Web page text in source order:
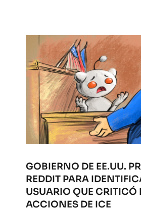
GOBIERNO DE EE.UU.
REDDIT PARA
USUARIO QUE CRITICÓ
ACCIONES DE ICE